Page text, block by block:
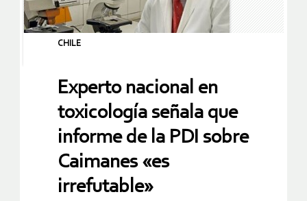
CHILE
Experto nacional en
toxicología señala que
informe de la PDI sobre
Caimanes «es
irrefutable»